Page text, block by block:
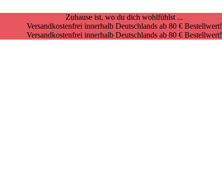
Zuhause ist, wo du dich wohlfühlst ...
Versandkostenfrei innerhalb Deutschlands ab 80 € Bestellwert!
Versandkostenfrei innerhalb Deutschlands ab 80 € Bestellwert!